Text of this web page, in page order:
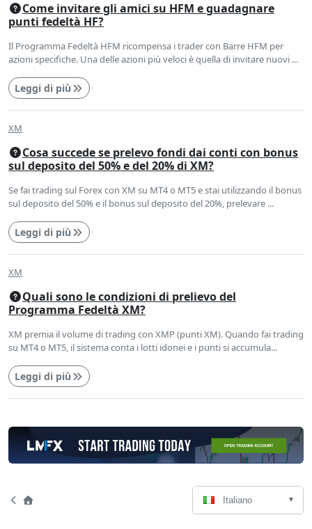
Come invitare gli amici su HFM e guadagnare
punti fedeltà HF?
Il Programma Fedeltà HFM ricompensa i trader con Barre HFM per
azioni specifiche. Una delle azioni più veloci è quella di invitare nuovi ...
Leggi di più
XM
Cosa succede se prelevo fondi dai conti con bonus
sul deposito del 50% e del 20% di XM?
Se fai trading sul Forex con XM su MT4 o MT5 e stai utilizzando il bonus
sul deposito del 50% e il bonus sul deposito del 20%, prelevare ...
Leggi di più
XM
Quali sono le condizioni di prelievo del
Programma Fedeltà XM?
XM premia il volume di trading con XMP (punti XM). Quando fai trading
su MT4 o MT5, il sistema conta i lotti idonei e i punti si accumula...
Leggi di più
Navigazione
Seleziona
Lingua
Italiano